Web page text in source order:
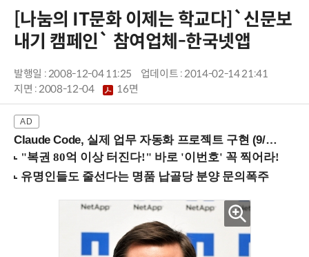
[나눔의 IT문화 이제는 학교다]`신문보
내기 캠페인` 참여업체-한국넷앱
발행일 : 2008-12-04 11:25
업데이트 : 2014-02-14 21:41
지면 :2008-12-04 16면
Claude Code, 실제 업무 자동화 프로젝트 구현 (9/16 ~17 강남역)